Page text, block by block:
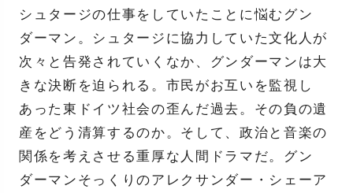
シュタージの仕事をしていたことに悩むグン
ダーマン。シュタージに協力していた文化人が
次々と告発されていくなか、グンダーマンは大
きな決断を迫られる。市民がお互いを監視し
あった東ドイツ社会の歪んだ過去。その負の遺
産をどう清算するのか。そして、政治と音楽の
関係を考えさせる重厚な人間ドラマだ。グン
ダーマンそっくりのアレクサンダー・シェーア